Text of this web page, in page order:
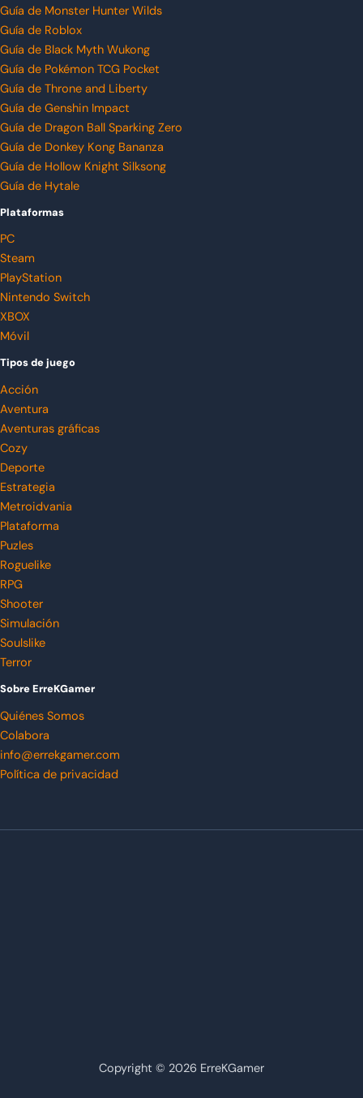
Guía de Monster Hunter Wilds
Guía de Roblox
Guía de Black Myth Wukong
Guía de Pokémon TCG Pocket
Guía de Throne and Liberty
Guía de Genshin Impact
Guía de Dragon Ball Sparking Zero
Guía de Donkey Kong Bananza
Guía de Hollow Knight Silksong
Guía de Hytale
Plataformas
PC
Steam
PlayStation
Nintendo Switch
XBOX
Móvil
Tipos de juego
Acción
Aventura
Aventuras gráficas
Cozy
Deporte
Estrategia
Metroidvania
Plataforma
Puzles
Roguelike
RPG
Shooter
Simulación
Soulslike
Terror
Sobre ErreKGamer
Quiénes Somos
Colabora
info@errekgamer.com
Política de privacidad
Copyright © 2026 ErreKGamer